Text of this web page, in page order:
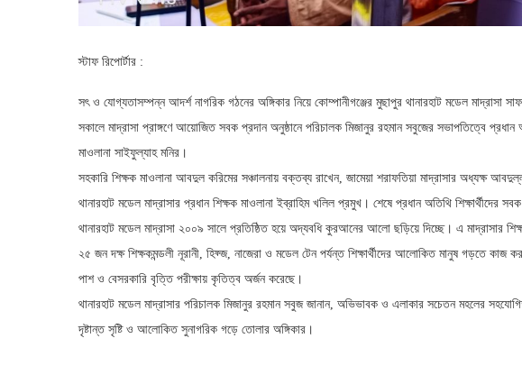
স্টাফ রিপোর্টার :
সৎ ও যোগ্যতাসম্পন্ন আদর্শ নাগরিক গঠনের অঙ্গিকার নিয়ে কোম্পানীগঞ্জের মুছাপুর থানারহাট মডেল মাদ্রাসা
সকালে মাদ্রাসা প্রাঙ্গণে আয়োজিত সবক প্রদান অনুষ্ঠানে পরিচালক মিজানুর রহমান সবুজের সভাপতিত্বে প্রধান
মাওলানা সাইফুল্যাহ মনির।
সহকারি শিক্ষক মাওলানা আবদুল করিমের সঞ্চালনায় বক্তব্য রাখেন, জামেয়া শরাফতিয়া মাদ্রাসার অধ্যক্ষ
থানারহাট মডেল মাদ্রাসার প্রধান শিক্ষক মাওলানা ইব্রাহিম খলিল প্রমুখ। শেষে প্রধান অতিথি শিক্ষার্থীদের
থানারহাট মডেল মাদ্রাসা ২০০৯ সালে প্রতিষ্ঠিত হয়ে অদ্যবধি কুরআনের আলো ছড়িয়ে দিচ্ছে। এ মাদ্রাসার
২৫ জন দক্ষ শিক্ষকমন্ডলী নূরানী, হিফ্জ, নাজেরা ও মডেল টেন পর্যন্ত শিক্ষার্থীদের আলোকিত মানুষ গড়তে
পাশ ও বেসরকারি বৃত্তি পরীক্ষায় কৃতিত্ব অর্জন করেছে।
থানারহাট মডেল মাদ্রাসার পরিচালক মিজানুর রহমান সবুজ জানান, অভিভাবক ও এলাকার সচেতন মহলের
দৃষ্টান্ত সৃষ্টি ও আলোকিত সুনাগরিক গড়ে তোলার অঙ্গিকার।